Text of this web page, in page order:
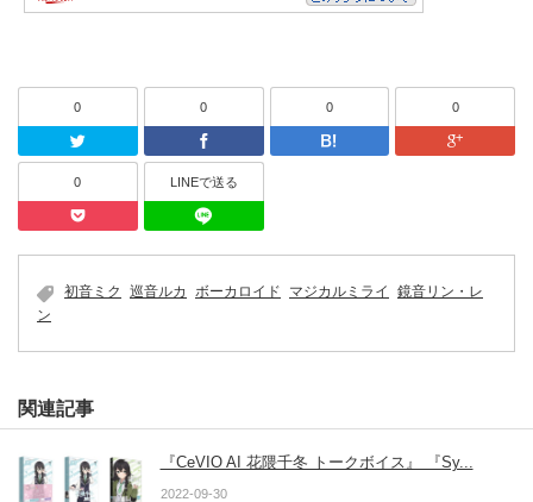
0
Twitter
0
Facebook
0
はてなブッ
0
0
Pocket
LINEで送る
初音ミク 巡音ルカ ボーカロイド マジカルミライ
鏡音リン・レ
ン
関連記事
『CeVIO AI 花隈千冬 トークボイス』 『Sy...
2022-09-30